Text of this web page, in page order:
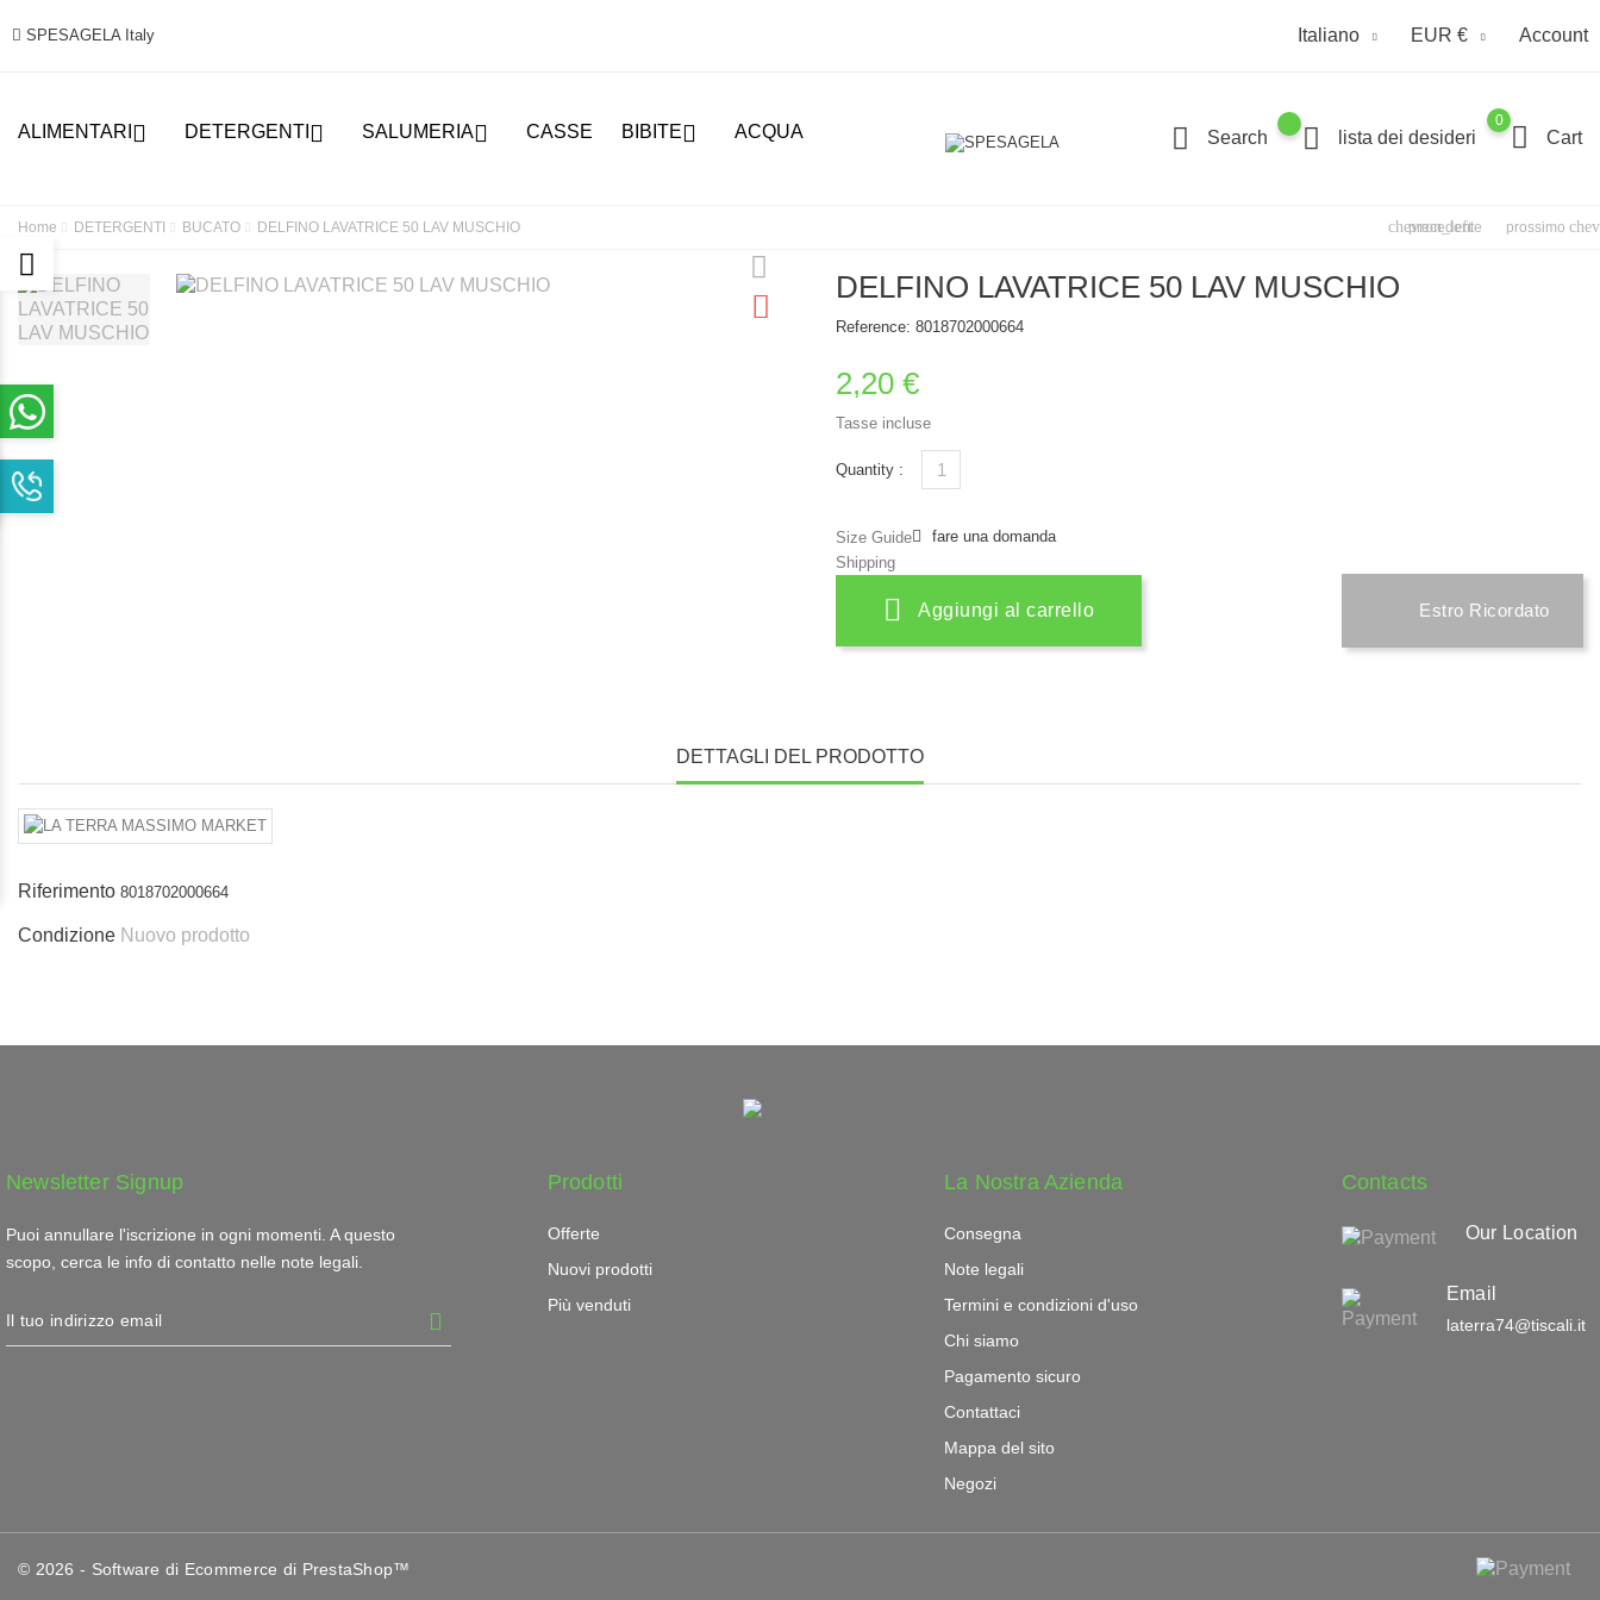
SPESAGELA Italy Italiano EUR € Account
ALIMENTARI  DETERGENTI  SALUMERIA CASSE BIBITE ACQUA Search lista dei desideri
0
Cart
Home DETERGENTI BUCATO DELFINO LAVATRICE 50 LAV MUSCHIO chevron_left
precedente prossimo
DELFINO LAVATRICE 50 LAV MUSCHIO
Reference: 8018702000664
2,20 €
Tasse incluse
Quantity :
Size Guide
Shipping
fare una domanda
Aggiungi al carrello Estro Ricordato
DETTAGLI DEL PRODOTTO
Riferimento 8018702000664
Condizione Nuovo prodotto
Newsletter Signup
Puoi annullare l'iscrizione in ogni momenti. A questo
scopo, cerca le info di contatto nelle note legali.
Prodotti
Offerte
Nuovi prodotti
Più venduti
La Nostra Azienda
Consegna
Note legali
Termini e condizioni d'uso
Chi siamo
Pagamento sicuro
Contattaci
Mappa del sito
Negozi
Contacts
Our Location
Email
laterra74@tiscali.it
© 2026 - Software di Ecommerce di PrestaShop™